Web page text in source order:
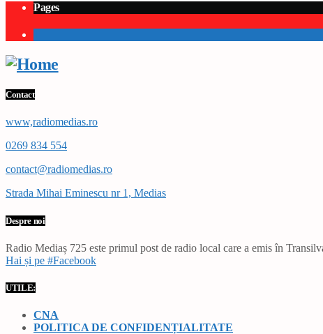
Pages
Contact
www,radiomedias.ro
0269 834 554
contact@radiomedias.ro
Strada Mihai Eminescu nr 1, Medias
Despre noi
Radio Mediaș 725 este primul post de radio local care a emis în
Hai și pe #Facebook
UTILE:
CNA
POLITICA DE CONFIDENȚIALITATE